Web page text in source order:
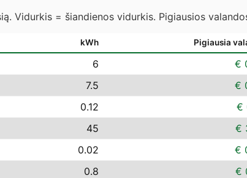
Vidurkis = šiandienos vidurkis. Pigiausios
kWh Pigiausia
6 €
7.5 €
0.12 €
45 €
0.02 €
0.8 €